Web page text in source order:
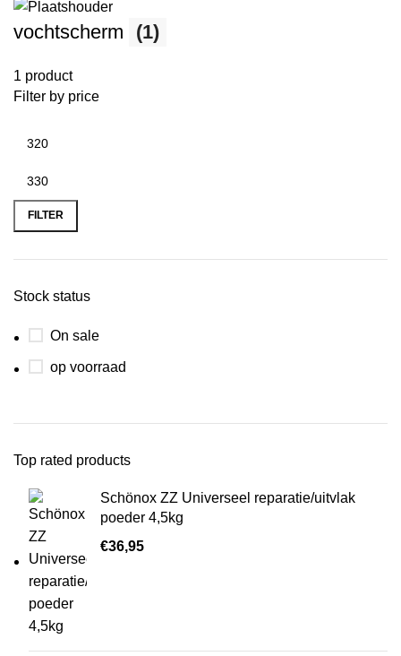
vochtscherm (1)
1 product
Filter by price
FILTER
Stock status
On sale
op voorraad
Top rated products
Schönox ZZ Universeel reparatie/uitvlak
poeder 4,5kg
€36,95